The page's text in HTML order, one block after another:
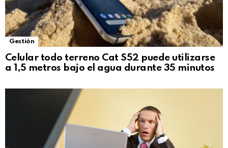
Gestión
Celular todo terreno Cat S52 puede utilizarse
a 1,5 metros bajo el agua durante 35 minutos